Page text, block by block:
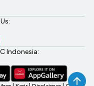
Indonesia: